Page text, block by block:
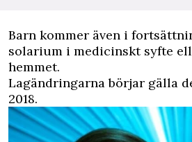
Barn kommer även i
solarium i medicinskt syfte
hemmet.
Lagändringarna börjar gälla
2018.